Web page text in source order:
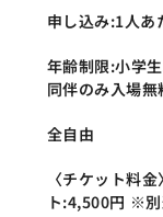
申し込み:1人あ
年齢制限:小学
同伴のみ入場
全自由
〈チケット料
ト:4,500円 ※